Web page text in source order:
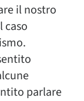
il nostro
caso
parlare